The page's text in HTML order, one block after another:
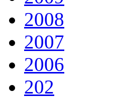
2008
2007
2006
202